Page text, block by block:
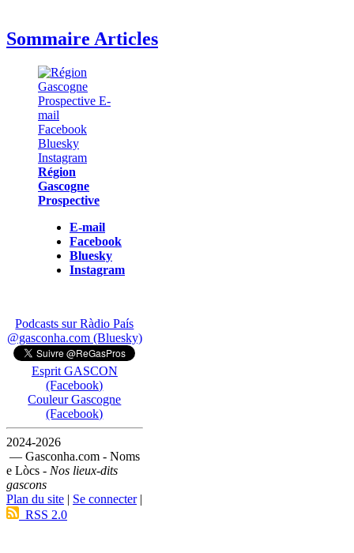
Sommaire Articles
Région
Gascogne
Prospective
E-mail
Facebook
Bluesky
Instagram
Podcasts sur Ràdio País
@gasconha.com (Bluesky)
Esprit GASCON
(Facebook)
Couleur Gascogne
(Facebook)
2024-2026
— Gasconha.com - Noms
e Lòcs - Nos lieux-dits
gascons
Plan du site | Se connecter|
RSS 2.0